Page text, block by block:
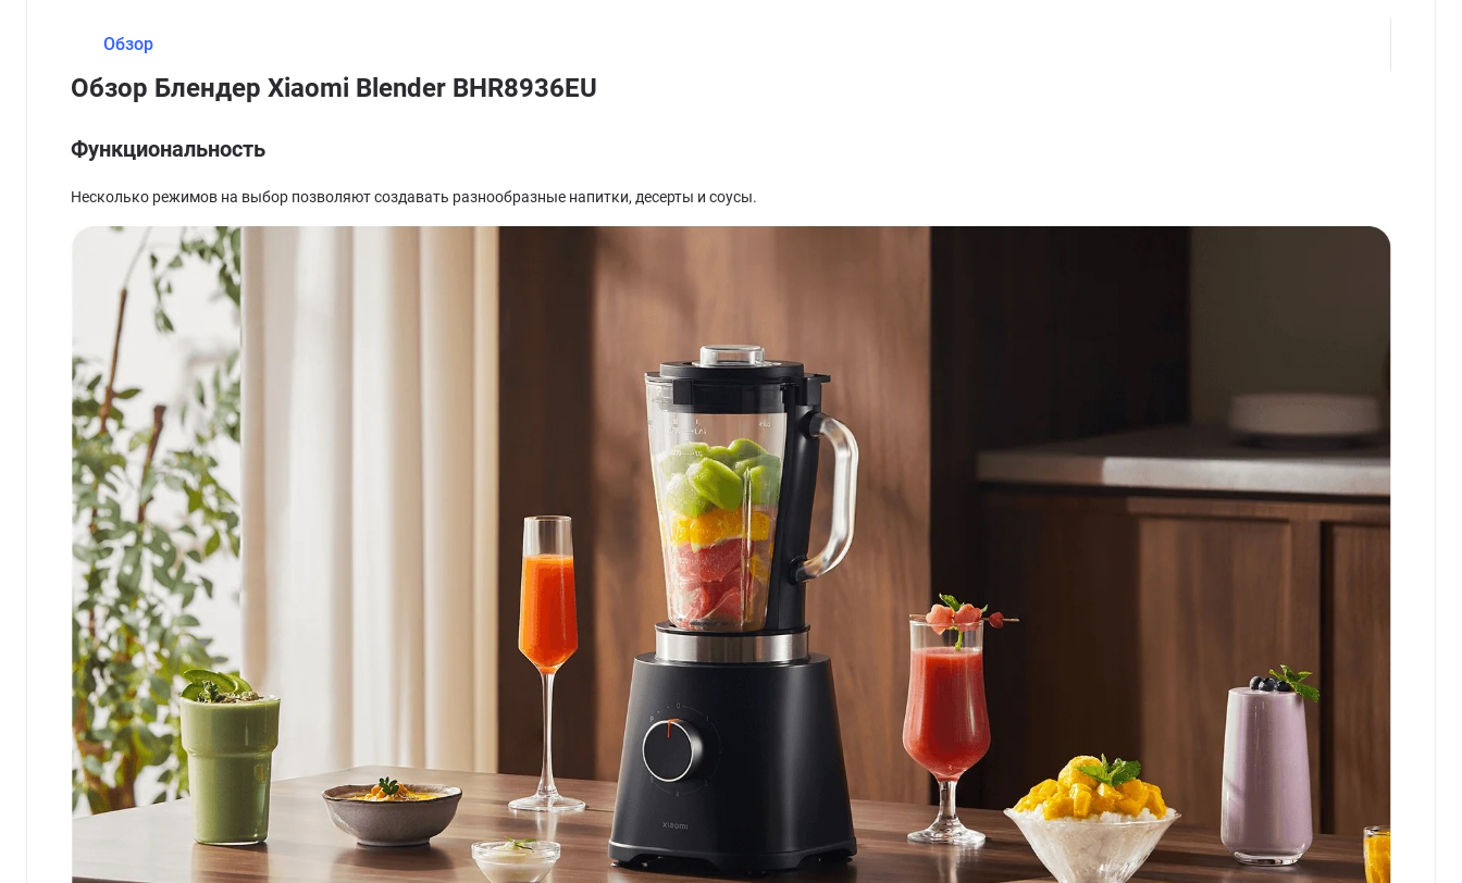
Обзор
Обзор Блендер Xiaomi Blender BHR8936EU
Функциональность
Несколько режимов на выбор позволяют создавать разнообразные напитки, десерты и соусы.